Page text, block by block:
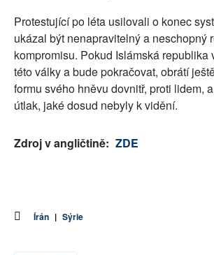
Protestující po léta usilovali o konec
ukázal být nenapravitelný a neschopný
kompromisu. Pokud Islámská republika
této války a bude pokračovat, obrátí
formu svého hněvu dovnitř, proti lidem,
útlak, jaké dosud nebyly k vidění.
Zdroj v angličtině: ZDE
Írán | Sýrie